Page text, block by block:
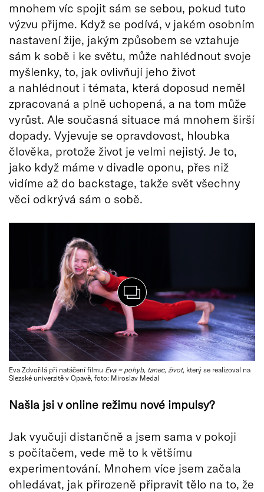
mnohem víc spojit sám se sebou, pokud tuto
výzvu přijme. Když se podívá, v jakém osobním
nastavení žije, jakým způsobem se vztahuje
sám k sobě i ke světu, může nahlédnout svoje
myšlenky, to, jak ovlivňují jeho život
a nahlédnout i témata, která doposud neměl
zpracovaná a plně uchopená, a na tom může
vyrůst. Ale současná situace má mnohem širší
dopady. Vyjevuje se opravdovost, hloubka
člověka, protože život je velmi nejistý. Je to,
jako když máme v divadle oponu, přes niž
vidíme až do backstage, takže svět všechny
věci odkrývá sám o sobě.
Eva Zdvořilá při natáčení filmu Eva = pohyb, tanec, život, který se realizoval na
Slezské univerzitě v Opavě, foto: Miroslav Medal
Našla jsi v online režimu nové impulsy?
Jak vyučuji distančně a jsem sama v pokoji
s počítačem, vede mě to k většímu
experimentování. Mnohem více jsem začala
ohledávat, jak přirozeně připravit tělo na to, že